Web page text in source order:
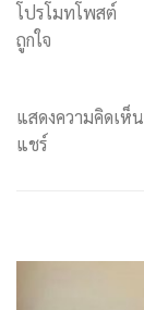
โปรโมทโพสต์
ถูกใจ
แสดงความคิดเห็น
แชร์